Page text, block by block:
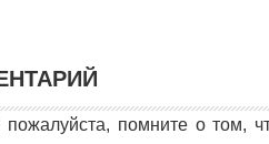
пожалуйста, помните о том,